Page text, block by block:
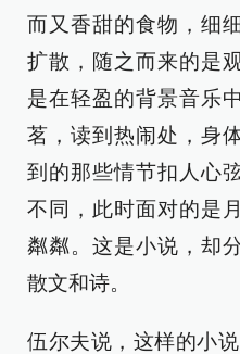
而又香甜的食物，细
扩散，随之而来的是
是在轻盈的背景音乐
茗，读到热闹处，身
到的那些情节扣人心
不同，此时面对的是
粼粼。这是小说，却
散文和诗。
伍尔夫说，这样的小